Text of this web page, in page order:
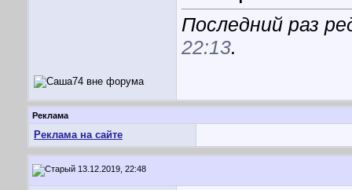
Последний раз
22:13.
Реклама
Реклама на сайте
13.12.2019, 22:48